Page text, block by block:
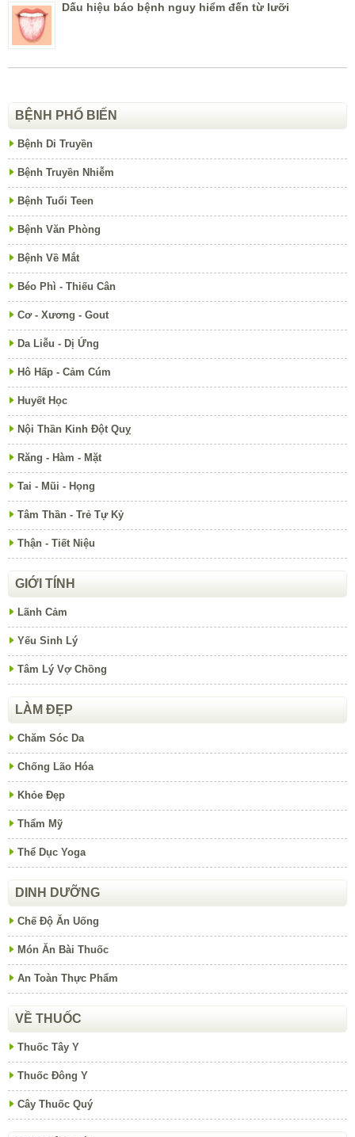
Dấu hiệu báo bệnh nguy hiểm đến từ lưỡi
BỆNH PHỔ BIẾN
Bệnh Di Truyền
Bệnh Truyền Nhiễm
Bệnh Tuổi Teen
Bệnh Văn Phòng
Bệnh Về Mắt
Béo Phì - Thiếu Cân
Cơ - Xương - Gout
Da Liễu - Dị Ứng
Hô Hấp - Cảm Cúm
Huyết Học
Nội Thần Kinh Đột Quỵ
Răng - Hàm - Mặt
Tai - Mũi - Họng
Tâm Thần - Trẻ Tự Kỷ
Thận - Tiết Niệu
GIỚI TÍNH
Lãnh Cảm
Yếu Sinh Lý
Tâm Lý Vợ Chồng
LÀM ĐẸP
Chăm Sóc Da
Chống Lão Hóa
Khỏe Đẹp
Thẩm Mỹ
Thể Dục Yoga
DINH DƯỠNG
Chế Độ Ăn Uống
Món Ăn Bài Thuốc
An Toàn Thực Phẩm
VỀ THUỐC
Thuốc Tây Y
Thuốc Đông Y
Cây Thuốc Quý